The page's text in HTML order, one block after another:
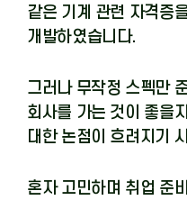
같은 기계 관련 자격증
개발하였습니다.
그러나 무작정 스펙만
회사를 가는 것이 좋을
대한 논점이 흐려지기
혼자 고민하며 취업 준